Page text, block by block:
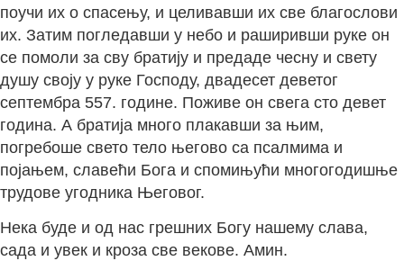
поучи их о спасењу, и целивавши их све благослови
их. Затим погледавши у небо и раширивши руке он
се помоли за сву братију и предаде чесну и свету
душу своју у руке Господу, двадесет деветог
септембра 557. године. Поживе он свега сто девет
година. А братија много плакавши за њим,
погребоше свето тело његово са псалмима и
појањем, славећи Бога и спомињући многогодишње
трудове угодника Његовог.
Нека буде и од нас грешних Богу нашему слава,
сада и увек и кроза све векове. Амин.